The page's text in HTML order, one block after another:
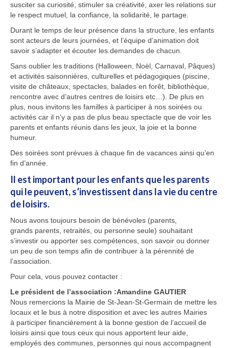
susciter sa curiosité, stimuler sa créativité, axer les relations sur
le respect mutuel, la confiance, la solidarité, le partage.
Durant le temps de leur présence dans la structure, les enfants
sont acteurs de leurs journées, et l’équipe d’animation doit
savoir s’adapter et écouter les demandes de chacun.
Sans oublier les traditions (Halloween, Noël, Carnaval, Pâques)
et activités saisonnières, culturelles et pédagogiques (piscine,
visite de châteaux, spectacles, balades en forêt, bibliothèque,
rencontre avec d’autres centres de loisirs etc…). De plus en
plus, nous invitons les familles à participer à nos soirées ou
activités car il n’y a pas de plus beau spectacle que de voir les
parents et enfants réunis dans les jeux, la joie et la bonne
humeur.
Des soirées sont prévues à chaque fin de vacances ainsi qu’en
fin d’année.
Il est important pour les enfants que les parents
qui le peuvent, s’investissent dans la vie du centre
de loisirs.
Nous avons toujours besoin de bénévoles (parents,
grands parents, retraités, ou personne seule) souhaitant
s’investir ou apporter ses compétences, son savoir ou donner
un peu de son temps afin de contribuer à la pérennité de
l’association.
Pour cela, vous pouvez contacter :
Le président de l’association :Amandine GAUTIER
Nous remercions la Mairie de St-Jean-St-Germain de mettre les
locaux et le bus à notre disposition et avec les autres Mairies
à participer financièrement à la bonne gestion de l’accueil de
loisirs ainsi que tous ceux qui nous apportent leur aide,
employés des communes, personnes qui nous accompagnent